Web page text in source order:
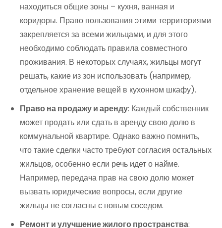
находиться общие зоны – кухня, ванная и
коридоры. Право пользования этими территориями
закрепляется за всеми жильцами, и для этого
необходимо соблюдать правила совместного
проживания. В некоторых случаях, жильцы могут
решать, какие из зон использовать (например,
отдельное хранение вещей в кухонном шкафу).
Право на продажу и аренду: Каждый собственник
может продать или сдать в аренду свою долю в
коммунальной квартире. Однако важно помнить,
что такие сделки часто требуют согласия остальных
жильцов, особенно если речь идет о найме.
Например, передача прав на свою долю может
вызвать юридические вопросы, если другие
жильцы не согласны с новым соседом.
Ремонт и улучшение жилого пространства: